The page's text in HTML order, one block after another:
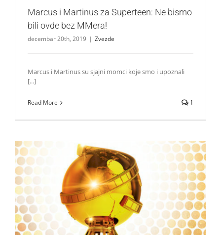
Marcus i Martinus za Superteen: Ne bismo
bili ovde bez MMera!
decembar 20th, 2019 | Zvezde
Marcus i Martinus su sjajni momci koje smo i upoznali
[...]
Read More 1
Ko se sve našao u trci za filmsku nagradu Zlatni globus
Život i zabava